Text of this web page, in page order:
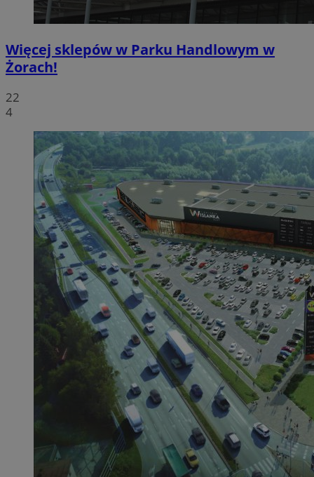
Więcej sklepów w Parku Handlowym w
Żorach!
22
4